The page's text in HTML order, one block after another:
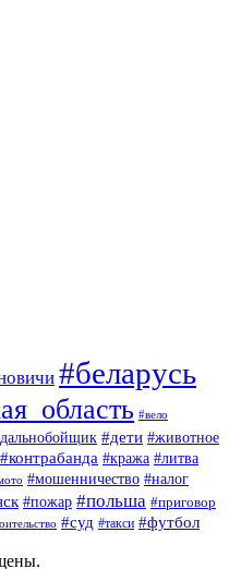
#беларусь
#вело
#дети #животное
#контрабанда #кража #литва
#мошенничество #налог
#пожар #польша #приговор
#суд #такси #футбол